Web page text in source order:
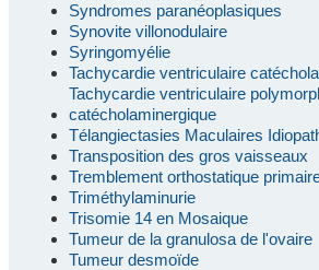
Syndromes paranéoplasiques
Synovite villonodulaire
Syringomyélie
Tachycardie ventriculaire
Tachycardie ventriculaire
catécholaminergique
Télangiectasies Maculaires
Transposition des gros vaisseaux
Tremblement orthostatique
Triméthylaminurie
Trisomie 14 en Mosaique
Tumeur de la granulosa de l'ovaire
Tumeur desmoïde